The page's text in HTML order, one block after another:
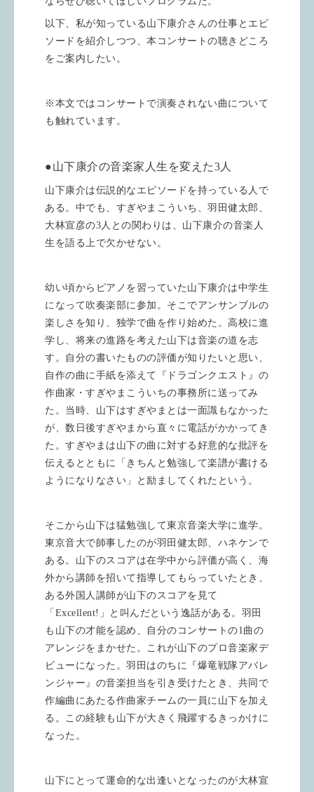
以下、私が知っている山下康介さんの仕事とエピ
ソードを紹介しつつ、本コンサートの聴きどころ
をご案内したい。
※本文ではコンサートで演奏されない曲について
も触れています。
●山下康介の音楽家人生を変えた3 人
山下康介は伝説的なエピソードを持っている人で
ある。中でも、すぎやまこういち、羽田健太郎、
大林宣彦の3人との関わりは、山下康介の音楽人
生を語る上で欠かせない。
幼い頃からピアノを習っていた山下康介は中学生
になって吹奏楽部に参加。そこでアンサンブルの
楽しさを知り、独学で曲を作り始めた。高校に進
学し、将来の進路を考えた山下は音楽の道を志
す。自分の書いたものの評価が知りたいと思い、
自作の曲に手紙を添えて『ドラゴンクエスト』の
作曲家・すぎやまこういちの事務所に送ってみ
た。当時、山下はすぎやまとは一面識もなかった
が、数日後すぎやまから直々に電話がかかってき
た。すぎやまは山下の曲に対する好意的な批評を
伝えるとともに「きちんと勉強して楽譜が書ける
ようになりなさい」と励ましてくれたという。
そこから山下は猛勉強して東京音楽大学に進学。
東京音大で師事したのが羽田健太郎、ハネケンで
ある。山下のスコアは在学中から評価が高く、海
外から講師を招いて指導してもらっていたとき、
ある外国人講師が山下のスコアを見て
「 Excellent! 」と叫んだという逸話がある。羽田
も山下の才能を認め、自分のコンサートの1曲の
アレンジをまかせた。これが山下のプロ音楽家デ
ビューになった。羽田はのちに『爆竜戦隊アバレ
ンジャー』の音楽担当を引き受けたとき、共同で
作編曲にあたる作曲家チームの一員に山下を加え
る。この経験も山下が大きく飛躍するきっかけに
なった。
山下にとって運命的な出逢いとなったのが大林宣